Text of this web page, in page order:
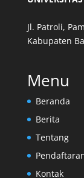
Jl. Patroli,
Kabupaten
Menu
Beranda
Berita
Tentang
Kontak